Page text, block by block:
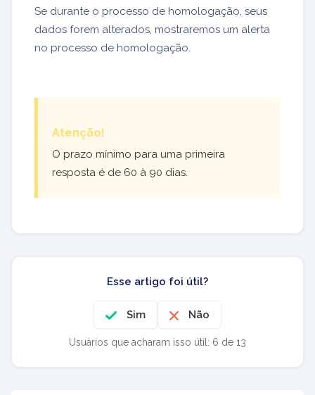
Se durante o processo de homologação, seus
dados forem alterados, mostraremos um alerta
no processo de homologação.
Atenção!
O prazo mínimo para uma primeira
resposta é de 60 à 90 dias.
Esse artigo foi útil?
Sim Não
Usuários que acharam isso útil: 6 de 13